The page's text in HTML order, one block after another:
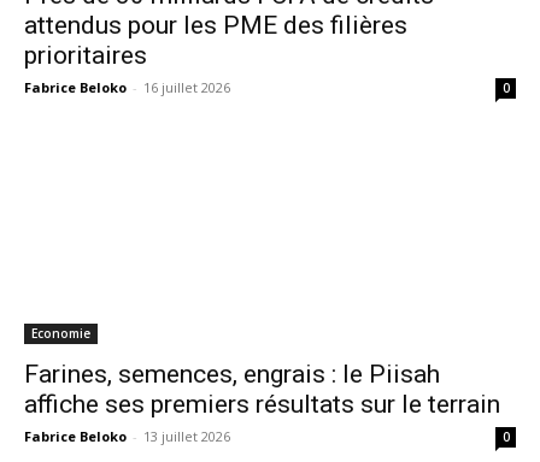
attendus pour les PME des filières
prioritaires
Fabrice Beloko - 16 juillet 2026 0
Economie
Farines, semences, engrais : le Piisah
affiche ses premiers résultats sur le terrain
Fabrice Beloko - 13 juillet 2026 0